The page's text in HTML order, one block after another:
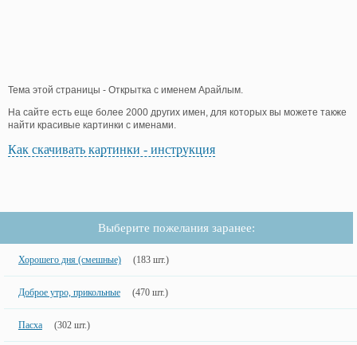
Тема этой страницы - Открытка с именем Арайлым.
На сайте есть еще более 2000 других имен, для которых вы можете также
найти красивые картинки с именами.
Как скачивать картинки - инструкция
Выберите пожелания заранее:
Хорошего дня (смешные) (183 шт.)
Доброе утро, прикольные (470 шт.)
Пасха (302 шт.)